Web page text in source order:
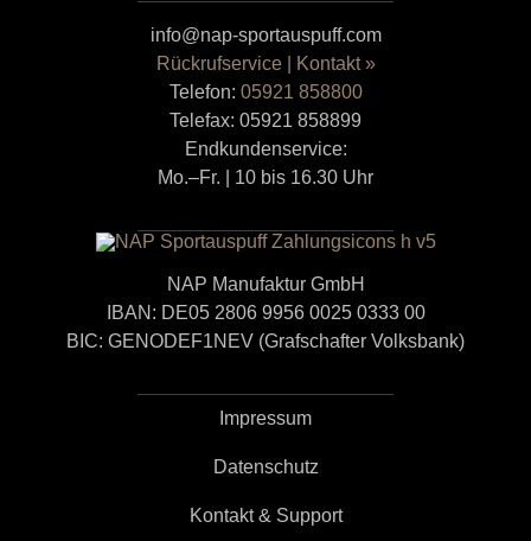
info@nap-sportauspuff.com
Rückrufservice | Kontakt »
Telefon: 05921 858800
Telefax: 05921 858899
Endkundenservice:
Mo.–Fr. | 10 bis 16.30 Uhr
NAP Manufaktur GmbH
IBAN: DE05 2806 9956 0025 0333 00
BIC: GENODEF1NEV (Grafschafter Volksbank)
Impressum
Datenschutz
Kontakt & Support